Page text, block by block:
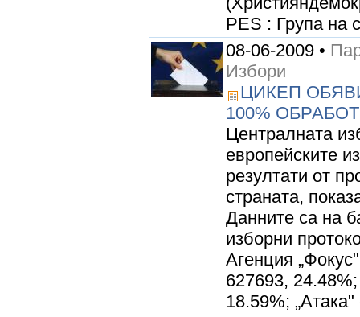
PES : Група на
08-06-2009 •
Избори
ЦИКЕП
100%
Централната
европейските
резултати от
страната,
Данните са на
изборни
Агенция
627693,
18.59%; „Атака"